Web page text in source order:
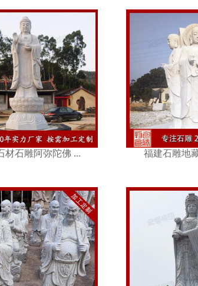
材石雕阿弥陀佛 ... 福建石雕地
福建石雕地藏王像厂家 ...
石雕妈祖加工厂家 惠 ...